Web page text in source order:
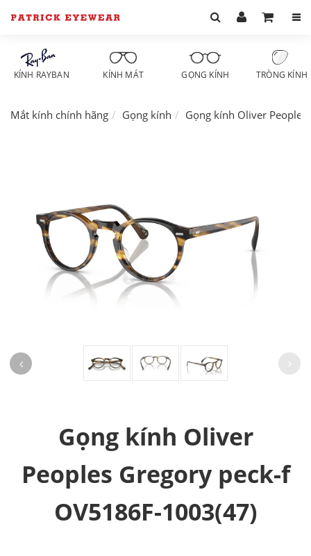
KÍNH RAYBAN KÍNH MÁT GỌNG KÍNH TRÒNG KÍNH
Mắt kính chính hãng Gọng kính Gọng kính Oliver Peoples
Gọng kính Oliver
Peoples Gregory peck-f
OV5186F-1003(47)